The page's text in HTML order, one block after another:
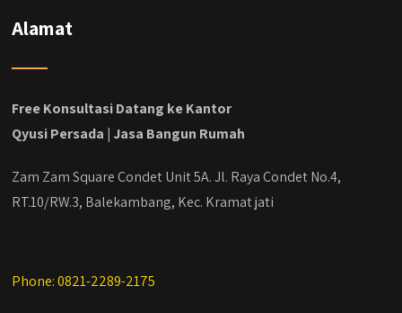
#kontraktorbekasi #kontraktorinteriorjakarta
#kontraktorbangunanjabodetabek
#jasabangunrumahjabodetabek
Alamat
Free Konsultasi Datang ke Kantor
Qyusi Persada | Jasa Bangun Rumah
Zam Zam Square Condet Unit 5A. Jl. Raya Condet No.4,
RT.10/RW.3, Balekambang, Kec. Kramat jati
Phone: 0821-2289-2175